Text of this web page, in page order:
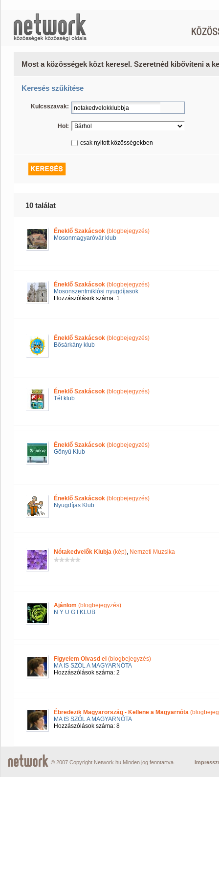
Most a közösségek közt keresel. Szeretnéd kibővíteni a
Keresés szűkítése
Kulcsszavak:
Hol:
csak nyitott közösségekben
10 találat
Éneklő Szakácsok (blogbejegyzés)
Mosonmagyaróvár klub
Éneklő Szakácsok (blogbejegyzés)
Mosonszentmiklósi nyugdíjasok
Hozzászólások száma: 1
Éneklő Szakácsok (blogbejegyzés)
Bősárkány klub
Éneklő Szakácsok (blogbejegyzés)
Tét klub
Éneklő Szakácsok (blogbejegyzés)
Gönyű Klub
Éneklő Szakácsok (blogbejegyzés)
Nyugdíjas Klub
Nótakedvelők Klubja (kép), Nemzeti Muzsika
Ajánlom (blogbejegyzés)
N Y U G I KLUB
Figyelem Olvasd el (blogbejegyzés)
MA IS SZÓL A MAGYARNÓTA
Hozzászólások száma: 2
Ébredezik Magyarország - Kellene a Magyarnóta
MA IS SZÓL A MAGYARNÓTA
Hozzászólások száma: 8
© 2007 Copyright Network.hu Minden jog fenntartva.